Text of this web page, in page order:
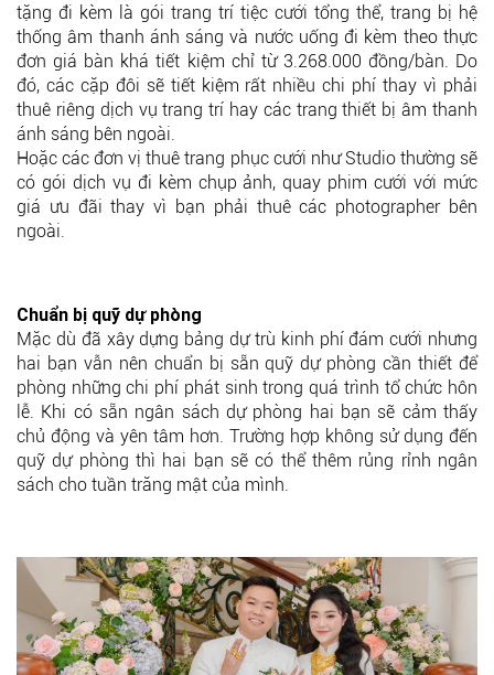
tặng đi kèm là gói trang trí tiệc cưới tổng thể, trang bị hệ
thống âm thanh ánh sáng và nước uống đi kèm theo thực
đơn giá bàn khá tiết kiệm chỉ từ 3.268.000 đồng/bàn. Do
đó, các cặp đôi sẽ tiết kiệm rất nhiều chi phí thay vì phải
thuê riêng dịch vụ trang trí hay các trang thiết bị âm thanh
ánh sáng bên ngoài.
Hoặc các đơn vị thuê trang phục cưới như Studio thường sẽ
có gói dịch vụ đi kèm chụp ảnh, quay phim cưới với mức
giá ưu đãi thay vì bạn phải thuê các photographer bên
ngoài.
Chuẩn bị quỹ dự phòng
Mặc dù đã xây dựng bảng dự trù kinh phí đám cưới nhưng
hai bạn vẫn nên chuẩn bị sẵn quỹ dự phòng cần thiết để
phòng những chi phí phát sinh trong quá trình tổ chức hôn
lễ. Khi có sẵn ngân sách dự phòng hai bạn sẽ cảm thấy
chủ động và yên tâm hơn. Trường hợp không sử dụng đến
quỹ dự phòng thì hai bạn sẽ có thể thêm rủng rỉnh ngân
sách cho tuần trăng mật của mình.